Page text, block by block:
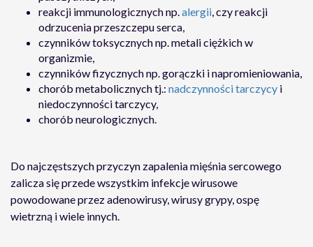
reakcji immunologicznych np.alergii, czy reakcji
odrzucenia przeszczepu serca,
czynników toksycznych np. metali ciężkich w
organizmie,
czynników fizycznych np. gorączki i napromieniowania,
chorób metabolicznych tj.: nadczynności tarczycy i
niedoczynności tarczycy,
chorób neurologicznych.
Do najczęstszych przyczyn zapalenia mięśnia sercowego
zalicza się przede wszystkim infekcje wirusowe
powodowane przez adenowirusy, wirusy grypy, ospę
wietrzną i wiele innych.